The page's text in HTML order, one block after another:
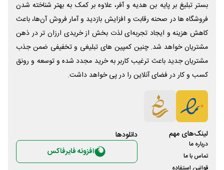
بستر تبلیغ بر پایه بن هدیه و آفر، علاوه بر کمک به بهتر شناخته شدن
فروشگاه ها در صحنه رقابت و افزایش بازدید و آمار فروش آن‌ها، باعث
کاهش هزینه و ایجاد تجربه‌ای لذت بخش از خریدی ارزان تر در ذهن
مشتریان خواهد شد. چنین کمپین های تبلیغی و تخفیفی ضمن جذب
مشتریان جدید باعث ترغیب کاربر به خرید مجدد شده و توسعه و رونق
کسب و کار در فضای آنلاین را در پی خواهد داشت.
لینک‌های مهم
درباره ما
تماس با ما
قوانین استفاده
دانلود‌ها
افزونه فایرفاکس